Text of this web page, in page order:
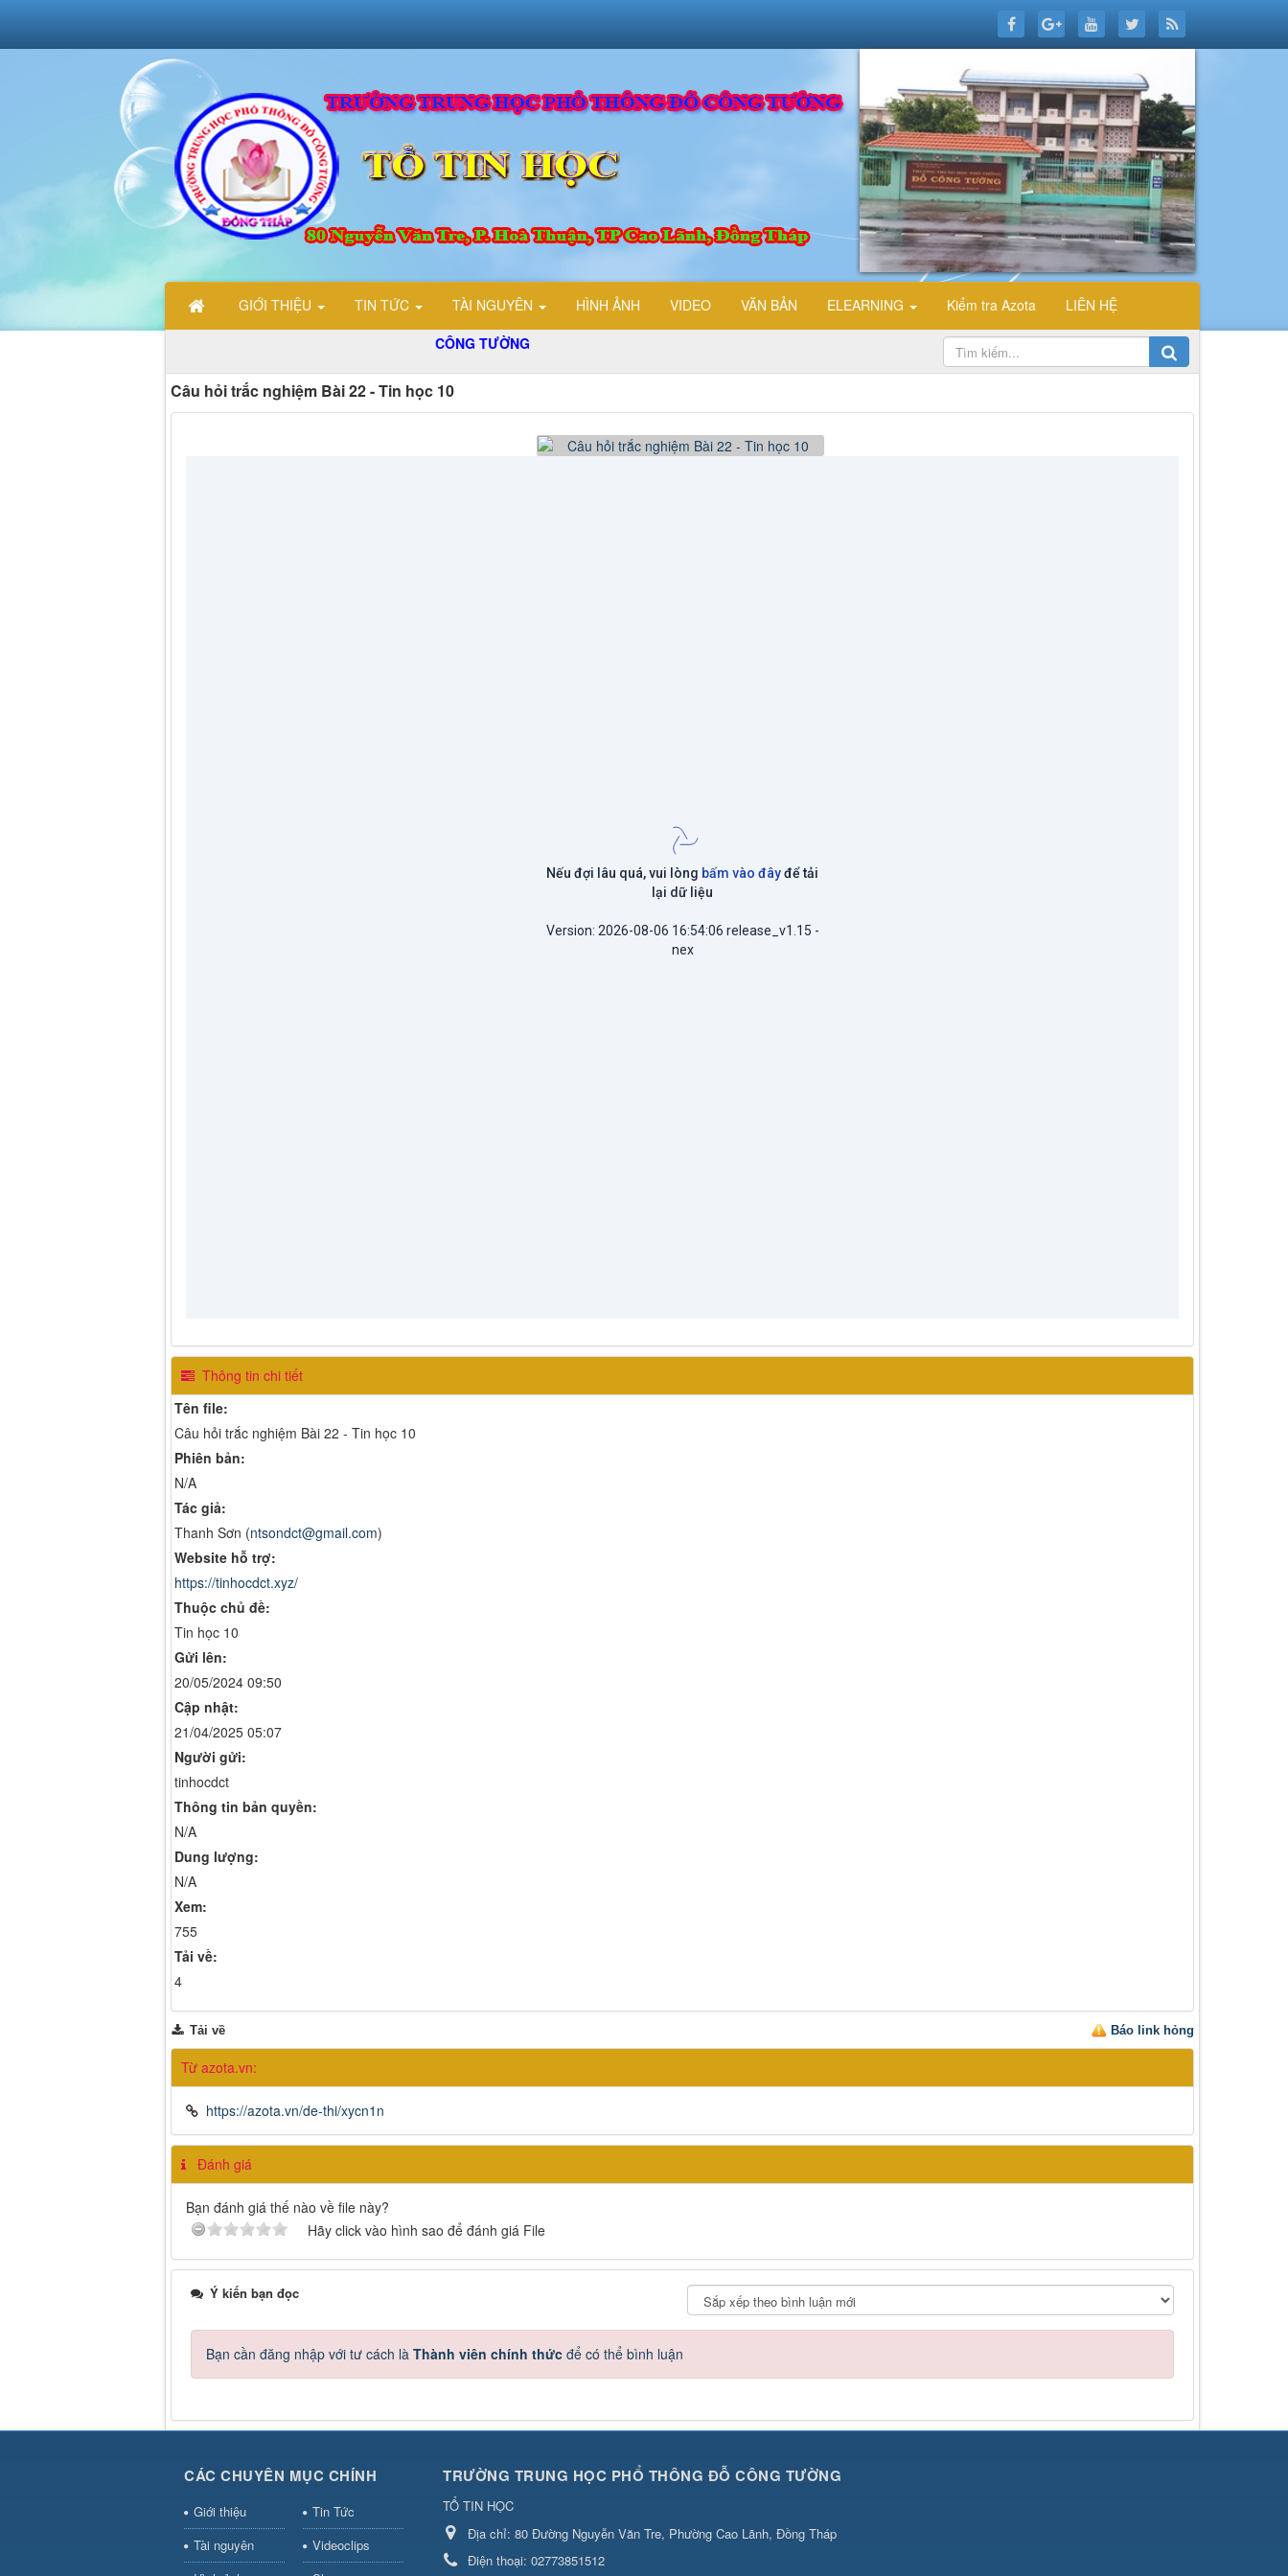
GIỚI THIỆU TIN TỨC TÀI NGUYÊN HÌNH ẢNH VIDEO VĂN BẢN ELEARNING Kiểm tra Azota
LIÊN HỆ
THÔNG TIN ĐIỆN TỬ TỔ TIN HỌC TRƯỜNG THPT ĐỖ CÔNG TƯỜNG
Câu hỏi trắc nghiệm Bài 22 - Tin học 10
Thông tin chi tiết
Tên file:
Câu hỏi trắc nghiệm Bài 22 - Tin học 10
Phiên bản:
N/A
Tác giả:
Thanh Sơn (ntsondct@gmail.com)
Website hỗ trợ:
https://tinhocdct.xyz/
Thuộc chủ đề:
Tin học 10
Gửi lên:
20/05/2024 09:50
Cập nhật:
21/04/2025 05:07
Người gửi:
tinhocdct
Thông tin bản quyền:
N/A
Dung lượng:
N/A
Xem:
755
Tải về:
4
Báo link hỏng
Tải về
Từ azota.vn:
https://azota.vn/de-thi/xycn1n
Đánh giá
Bạn đánh giá thế nào về file này?
Hãy click vào hình sao để đánh giá File
Ý kiến bạn đọc
Bạn cần đăng nhập với tư cách là Thành viên chính thức để có thể bình luận
CÁC CHUYÊN MỤC CHÍNH
Giới thiệu
Tin Tức
Tài nguyên
Videoclips
TRƯỜNG TRUNG HỌC PHỔ THÔNG ĐỖ CÔNG TƯỜNG
TỔ TIN HỌC
Địa chỉ: 80 Đường Nguyễn Văn Tre, Phường Cao Lãnh, Đồng Tháp
Điện thoại: 02773851512